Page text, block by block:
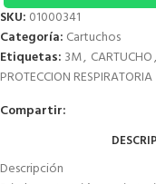
SKU: 01000341
Categoría: Cartuchos
Etiquetas: 3M, CARTUCHO,
PROTECCION RESPIRATORIA
Compartir:
Descripción